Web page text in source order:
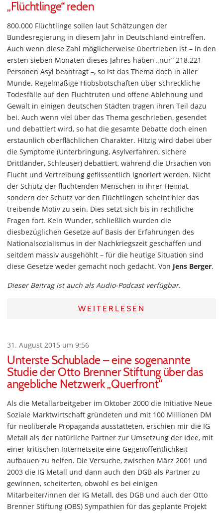
„Flüchtlinge“ reden
800.000 Flüchtlinge sollen laut Schätzungen der
Bundesregierung in diesem Jahr in Deutschland eintreffen.
Auch wenn diese Zahl möglicherweise übertrieben ist – in den
ersten sieben Monaten dieses Jahres haben „nur“ 218.221
Personen Asyl beantragt –, so ist das Thema doch in aller
Munde. Regelmäßige Hiobsbotschaften über schreckliche
Todesfälle auf den Fluchtruten und offene Ablehnung und
Gewalt in einigen deutschen Städten tragen ihren Teil dazu
bei. Auch wenn viel über das Thema geschrieben, gesendet
und debattiert wird, so hat die gesamte Debatte doch einen
erstaunlich oberflächlichen Charakter. Hitzig wird dabei über
die Symptome (Unterbringung, Asylverfahren, sichere
Drittländer, Schleuser) debattiert, während die Ursachen von
Flucht und Vertreibung geflissentlich ignoriert werden. Nicht
der Schutz der flüchtenden Menschen in ihrer Heimat,
sondern der Schutz vor den Flüchtlingen scheint hier das
treibende Motiv zu sein. Dies setzt sich bis in rechtliche
Fragen fort. Kein Wunder, schließlich wurden die
diesbezüglichen Gesetze auf Basis der Erfahrungen des
Nationalsozialismus in der Nachkriegszeit geschaffen und
seitdem massiv ausgehöhlt – für die heutige Situation sind
diese Gesetze weder gemacht noch gedacht. Von Jens Berger.
Dieser Beitrag ist auch als Audio-Podcast verfügbar.
WEITERLESEN
31. August 2015 um 9:56
Unterste Schublade – eine sogenannte
Studie der Otto Brenner Stiftung über das
angebliche Netzwerk „Querfront“
Als die Metallarbeitgeber im Oktober 2000 die Initiative Neue
Soziale Marktwirtschaft gründeten und mit 100 Millionen DM
für neoliberale Propaganda ausstatteten, erschien mir die IG
Metall als der natürliche Partner zur Umsetzung der Idee, mit
einer kritischen Internetseite eine Gegenöffentlichkeit
aufbauen zu helfen. Die Versuche, zwischen März 2001 und
2003 die IG Metall und dann auch den DGB als Partner zu
gewinnen, scheiterten, obwohl es bei einigen
Mitarbeiter/innen der IG Metall, des DGB und auch der Otto
Brenner Stiftung (OBS) Sympathien für das geplante Projekt